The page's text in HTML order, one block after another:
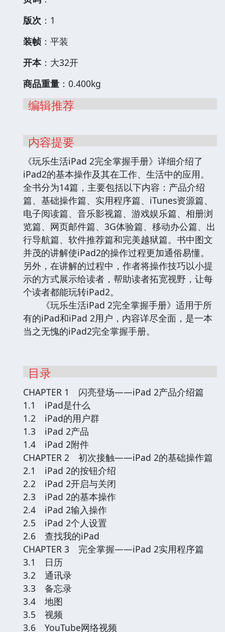
版次 ：1
装帧 ：平装
开本：大32开
商品重量 ：0.400kg
编辑推荐
内容提要
《玩乐生活iPad 2完全掌握手册》详细介绍了
iPad2的基本操作及其在工作、生活中的应用。
全书分为14篇，主要包括以下内容：产品介绍
篇、基础操作篇、实用程序篇、iTunes资源篇、
电子阅读篇、音乐影视篇、游戏娱乐篇、相册浏
览篇、网页邮件篇、3G体验篇、移动办公篇、出
行导航篇、软件推荐篇和完美越狱篇。书中图文
并茂的讲解使iPad2的操作过程更加通俗易懂。
另外，在讲解的过程中，作者将操作技巧以小提
示的方式展示给读者，帮助读者拓宽视野，让每
个读者都能玩转iPad2。
《玩乐生活iPad 2完全掌握手册》适用于所
有的iPad和iPad 2用户，内容详尽全面，是一本
当之无愧的iPad2完全掌握手册。
目录
CHAPTER 1 闪亮登场——iPad 2产品介绍篇
1.1 iPad是什么
1.2 iPad的用户群
1.3 iPad 2产品
1.4 iPad 2附件
CHAPTER 2 初次接触——iPad 2的基础操作篇
2.1 iPad 2的按钮介绍
2.2 iPad 2开启与关闭
2.3 iPad 2的基本操作
2.4 iPad 2输入操作
2.5 iPad 2个人设置
2.6 查找我的iPad
CHAPTER 3 完全掌握——iPad 2实用程序篇
3.1 日历
3.2 通讯录
3.3 备忘录
3.4 地图
3.5 视频
3.6 YouTube网络视频